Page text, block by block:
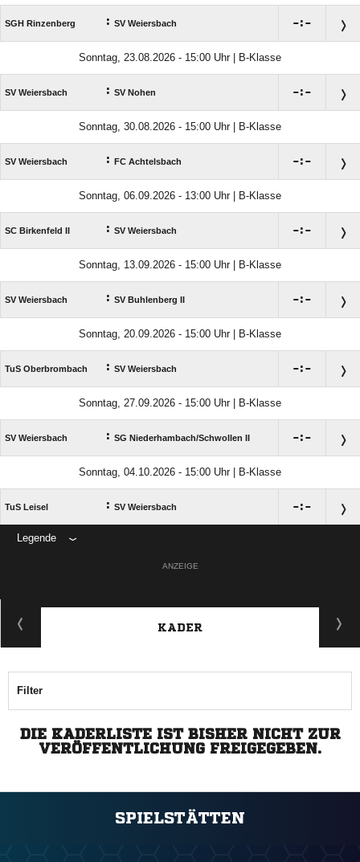
SGH Rinzenberg : SV Weiersbach :
Sonntag, 23.08.2026 - 15:00 Uhr | B-Klasse
SV Weiersbach : SV Nohen :
Sonntag, 30.08.2026 - 15:00 Uhr | B-Klasse
SV Weiersbach : FC Achtelsbach :
Sonntag, 06.09.2026 - 13:00 Uhr | B-Klasse
SC Birkenfeld II : SV Weiersbach :
Sonntag, 13.09.2026 - 15:00 Uhr | B-Klasse
SV Weiersbach : SV Buhlenberg II :
Sonntag, 20.09.2026 - 15:00 Uhr | B-Klasse
TuS Oberbrombach : SV Weiersbach :
Sonntag, 27.09.2026 - 15:00 Uhr | B-Klasse
SV Weiersbach : SG Niederhambach/​Schwollen II :
Sonntag, 04.10.2026 - 15:00 Uhr | B-Klasse
TuS Leisel : SV Weiersbach :
Legende
ANZEIGE
KADER
Filter
DIE KADERLISTE IST BISHER NICHT ZUR
VERÖFFENTLICHUNG FREIGEGEBEN.
SPIELSTÄTTEN